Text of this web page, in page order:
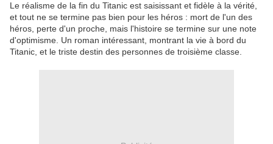
Le réalisme de la fin du Titanic est saisissant et fidèle à la vérité,
et tout ne se termine pas bien pour les héros : mort de l'un des
héros, perte d'un proche, mais l'histoire se termine sur une note
d'optimisme. Un roman intéressant, montrant la vie à bord du
Titanic, et le triste destin des personnes de troisième classe.